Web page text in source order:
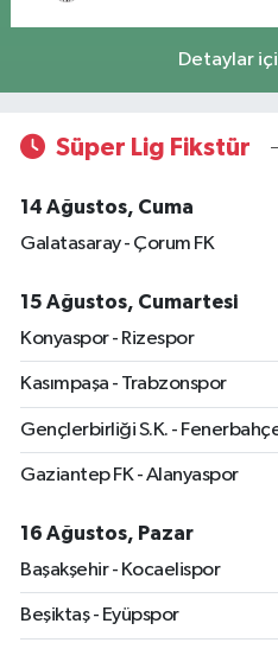
Detaylar
Süper Lig Fikstür
14 Ağustos, Cuma
Galatasaray - Çorum FK
15 Ağustos, Cumartesi
Konyaspor - Rizespor
Kasımpaşa - Trabzonspor
Gençlerbirliği S.K. -
Gaziantep FK - Alanyaspor
16 Ağustos, Pazar
Başakşehir - Kocaelispor
Beşiktaş - Eyüpspor